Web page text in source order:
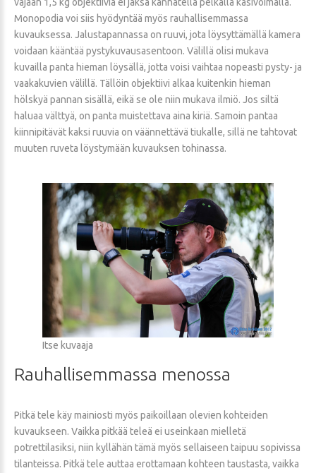
Monopodia voi siis hyödyntää myös rauhallisemmassa
kuvauksessa. Jalustapannassa on ruuvi, jota löysyttämällä kamera
voidaan kääntää pystykuvausasentoon. Välillä olisi mukava
kuvailla panta hieman löysällä, jotta voisi vaihtaa nopeasti pysty- ja
vaakakuvien välillä. Tällöin objektiivi alkaa kuitenkin hieman
hölskyä pannan sisällä, eikä se ole niin mukava ilmiö. Jos siltä
haluaa välttyä, on panta muistettava aina kiriä. Samoin pantaa
kiinnipitävät kaksi ruuvia on väännettävä tiukalle, sillä ne tahtovat
muuten ruveta löystymään kuvauksen tohinassa.
Itse kuvaaja
Rauhallisemmassa menossa
Pitkä tele käy mainiosti myös paikoillaan olevien kohteiden
kuvaukseen. Vaikka pitkää teleä ei useinkaan mielletä
potrettilasiksi, niin kyllähän tämä myös sellaiseen taipuu sopivissa
tilanteissa. Pitkä tele auttaa erottamaan kohteen taustasta, vaikka